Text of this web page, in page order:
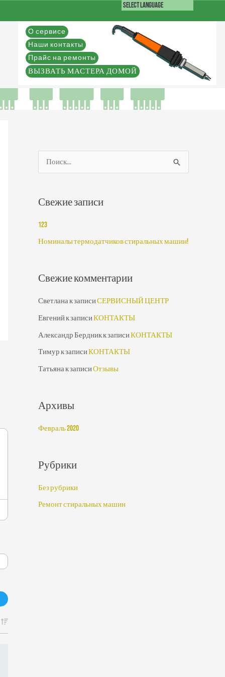
О сервисе
Наши контакты
Прайс на ремонты
ВЫЗВАТЬ МАСТЕРА ДОМОЙ
к
:
Свежие записи
123
Номиналы термодатчиков стиральных машин!
Свежие комментарии
Светланак записиСЕРВИСНЫЙ ЦЕНТР
Евгенийк записиКОНТАКТЫ
Александр Бердникк записиКОНТАКТЫ
Тимурк записиКОНТАКТЫ
Татьянак записиОтзывы
Архивы
Февраль 2020
Рубрики
Без рубрики
Ремонт стиральных машин